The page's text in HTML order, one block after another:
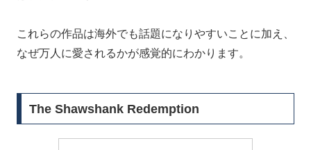
これらの作品は海外でも話題になりやすいことに加え、
なぜ万人に愛されるかが感覚的にわかります。
The Shawshank Redemption